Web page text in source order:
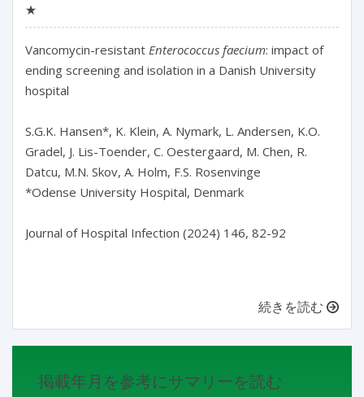
★
Vancomycin-resistant Enterococcus faecium: impact of
ending screening and isolation in a Danish University
hospital
S.G.K. Hansen*, K. Klein, A. Nymark, L. Andersen, K.O.
Gradel, J. Lis-Toender, C. Oestergaard, M. Chen, R.
Datcu, M.N. Skov, A. Holm, F.S. Rosenvinge
*Odense University Hospital, Denmark
Journal of Hospital Infection (2024) 146, 82-92
続きを読む
掲載年月を参考にサマリーを読む